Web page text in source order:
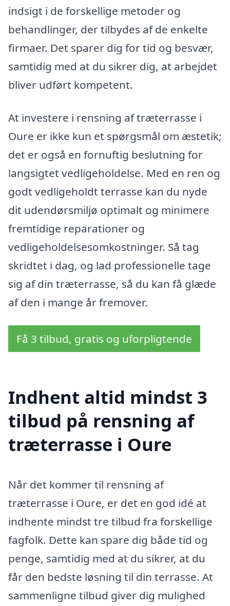
indsigt i de forskellige metoder og
behandlinger, der tilbydes af de enkelte
firmaer. Det sparer dig for tid og besvær,
samtidig med at du sikrer dig, at arbejdet
bliver udført kompetent.
At investere i rensning af træterrasse i
Oure er ikke kun et spørgsmål om æstetik;
det er også en fornuftig beslutning for
langsigtet vedligeholdelse. Med en ren og
godt vedligeholdt terrasse kan du nyde
dit udendørsmiljø optimalt og minimere
fremtidige reparationer og
vedligeholdelsesomkostninger. Så tag
skridtet i dag, og lad professionelle tage
sig af din træterrasse, så du kan få glæde
af den i mange år fremover.
Få 3 tilbud, gratis og uforpligtende
Indhent altid mindst 3
tilbud på rensning af
træterrasse i Oure
Når det kommer til rensning af
træterrasse i Oure, er det en god idé at
indhente mindst tre tilbud fra forskellige
fagfolk. Dette kan spare dig både tid og
penge, samtidig med at du sikrer, at du
får den bedste løsning til din terrasse. At
sammenligne tilbud giver dig mulighed